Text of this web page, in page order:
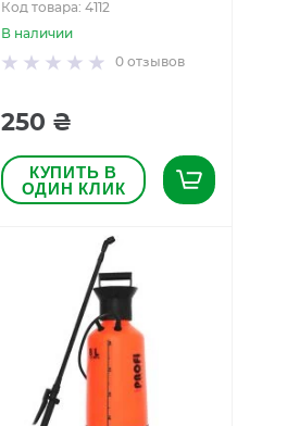
Код товара: 4112
В наличии
0 отзывов
250 ₴
КУПИТЬ В
ОДИН КЛИК